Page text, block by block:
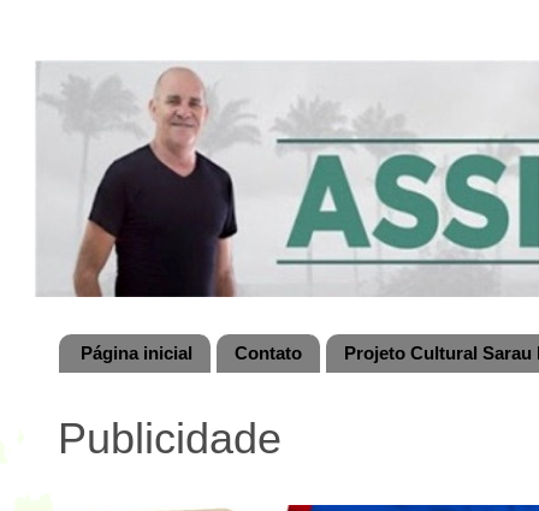
Página inicial Contato Projeto Cultural
Publicidade